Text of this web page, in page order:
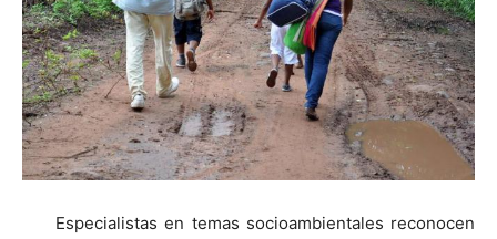
Especialistas en temas socioambientales reconocen